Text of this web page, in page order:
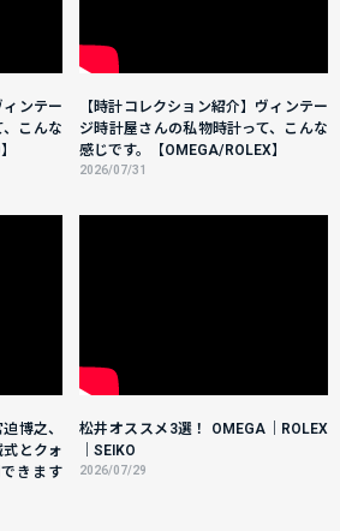
ィンテー
こんな
【時計コレクション紹介】ヴィンテー
ジ時計屋さんの私物時計って、こんな
感じです。【OMEGA/ROLEX】
2026/07/31
博之、
とクォ
きます
松井オススメ3選！ OMEGA｜ROLEX
｜SEIKO
2026/07/29